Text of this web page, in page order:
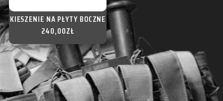
KIESZENIE NA PŁYTY BOCZNE
240,00ZŁ